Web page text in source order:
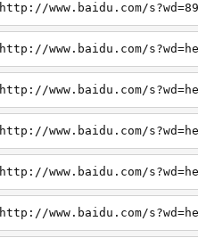
http://www.baidu.com/
http://www.baidu.com/
http://www.baidu.com/
http://www.baidu.com/
http://www.baidu.com/
http://www.baidu.com/